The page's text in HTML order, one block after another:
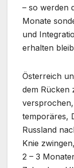
– so werden
Monate
und
erhalten
Österreich
dem Rücken
temporäres,
Russland
Knie
2 – 3